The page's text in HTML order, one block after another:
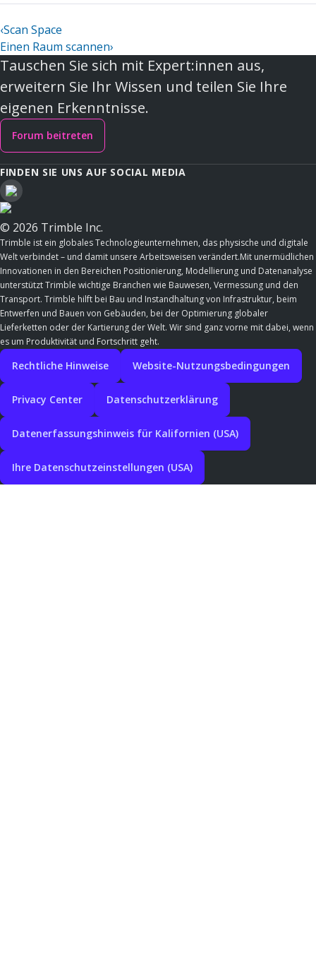
‹Scan Space
Einen Raum scannen›
Tauschen Sie sich mit Expert:innen aus,
erweitern Sie Ihr Wissen und teilen Sie Ihre
eigenen Erkenntnisse.
Forum beitreten
FINDEN SIE UNS AUF SOCIAL MEDIA
© 2026 Trimble Inc.
Trimble ist ein globales Technologieunternehmen, das physische und digitale
Welt verbindet – und damit unsere Arbeitsweisen verändert.Mit unermüdlichen
Innovationen in den Bereichen Positionierung, Modellierung und Datenanalyse
unterstützt Trimble wichtige Branchen wie Bauwesen, Vermessung und den
Transport. Trimble hilft bei Bau und Instandhaltung von Infrastruktur, beim
Entwerfen und Bauen von Gebäuden, bei der Optimierung globaler
Lieferketten oder der Kartierung der Welt. Wir sind ganz vorne mit dabei, wenn
es um Produktivität und Fortschritt geht.
Rechtliche Hinweise Website-Nutzungsbedingungen
Privacy Center Datenschutzerklärung
Datenerfassungshinweis für Kalifornien (USA)
Ihre Datenschutzeinstellungen (USA)